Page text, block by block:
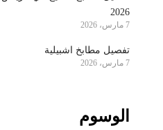
2026
7 مارس، 2026
تفصيل مطابخ اشبيلية
7 مارس، 2026
الوسوم